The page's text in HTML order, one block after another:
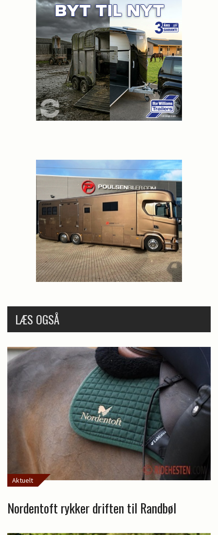
LÆS OGSÅ
Aktuelt
Nordentoft rykker driften til Randbøl